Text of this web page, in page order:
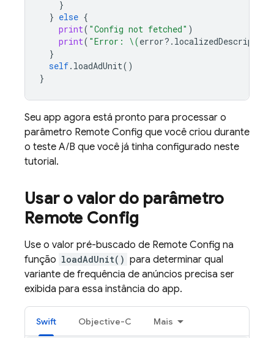
}
} else {
print( "Config not fetched" )
print( "Error: \(error?. localizedDescription
}
self. loadAdUnit()
}
Seu app agora está pronto para processar o
parâmetro Remote Config que você criou durante
o teste A/B que você já tinha configurado neste
tutorial.
Usar o valor do parâmetro
Remote Config
Use o valor pré-buscado de Remote Config na
função loadAdUnit() para determinar qual
variante de frequência de anúncios precisa ser
exibida para essa instância do app.
Swift Objective-C Mais